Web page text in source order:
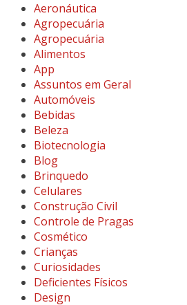
Aeronáutica
Agropecuária
Agropecuária
Alimentos
App
Assuntos em Geral
Automóveis
Bebidas
Beleza
Biotecnologia
Blog
Brinquedo
Celulares
Construção Civil
Controle de Pragas
Cosmético
Crianças
Curiosidades
Deficientes Físicos
Design